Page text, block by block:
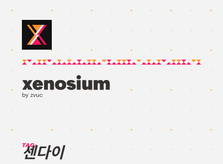
by zvuc
TAG:
센다이